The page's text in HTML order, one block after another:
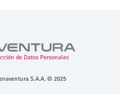
de Datos Personales
S.A.A. © 2025